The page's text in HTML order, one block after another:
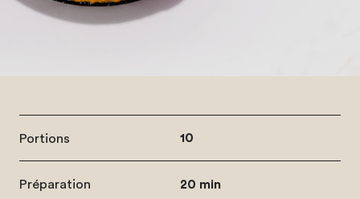
Portions 10
Préparation 20 min